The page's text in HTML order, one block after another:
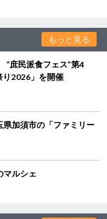
もっと見る
庶民派食フェス”第4
り2026」を開催
加須市の「ファミリー
マルシェ